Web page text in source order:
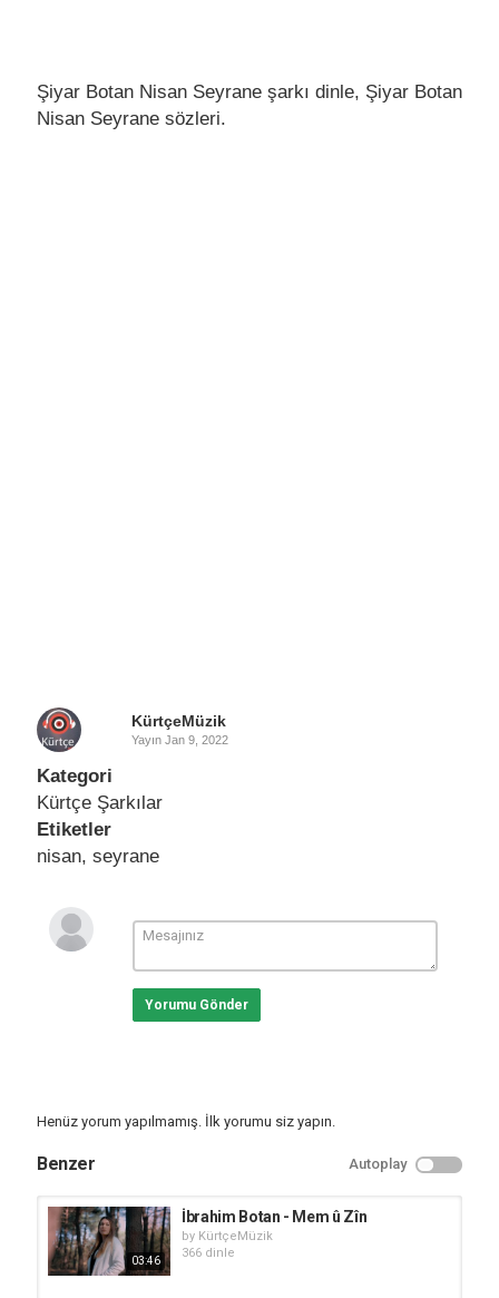
Şiyar Botan Nisan Seyrane şarkı dinle, Şiyar Botan
Nisan Seyrane sözleri.
KürtçeMüzik
Yayın Jan 9, 2022
Kategori
Kürtçe Şarkılar
Etiketler
nisan, seyrane
Yorumu Gönder
Henüz yorum yapılmamış. İlk yorumu siz yapın.
Benzer Autoplay
03:46
İbrahim Botan - Mem û Zîn
by KürtçeMüzik
366 dinle